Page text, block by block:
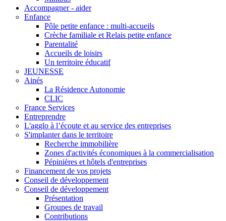
Accompagner - aider
Enfance
Pôle petite enfance : multi-accueils
Crèche familiale et Relais petite enfance
Parentalité
Accueils de loisirs
Un territoire éducatif
JEUNESSE
Ainés
La Résidence Autonomie
CLIC
France Services
Entreprendre
L'agglo à l’écoute et au service des entreprises
S'implanter dans le territoire
Recherche immobilière
Zones d'activités économiques à la commercialisation
Pépinières et hôtels d'entreprises
Financement de vos projets
Conseil de développement
Conseil de développement
Présentation
Groupes de travail
Contributions